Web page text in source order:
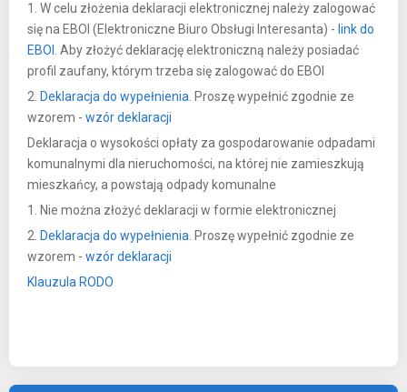
1. W celu złożenia deklaracji elektronicznej należy zalogować
się na EBOI (Elektroniczne Biuro Obsługi Interesanta) - link do
EBOI . Aby złożyć deklarację elektroniczną należy posiadać
profil zaufany, którym trzeba się zalogować do EBOI
2. Deklaracja do wypełnienia. Proszę wypełnić zgodnie ze
wzorem - wzór deklaracji
Deklaracja o wysokości opłaty za gospodarowanie odpadami
komunalnymi dla nieruchomości, na której nie zamieszkują
mieszkańcy, a powstają odpady komunalne
1. Nie można złożyć deklaracji w formie elektronicznej
2. Deklaracja do wypełnienia. Proszę wypełnić zgodnie ze
wzorem - wzór deklaracji
Klauzula RODO